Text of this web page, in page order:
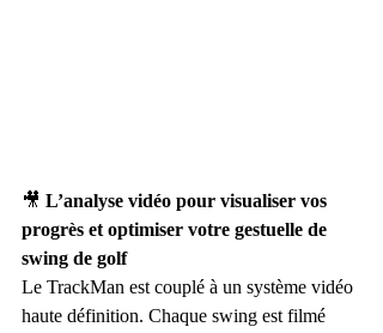
🎥 L’analyse vidéo pour visualiser vos
progrès et optimiser votre gestuelle de
swing de golf
Le TrackMan est couplé à un système vidéo
haute définition. Chaque swing est filmé